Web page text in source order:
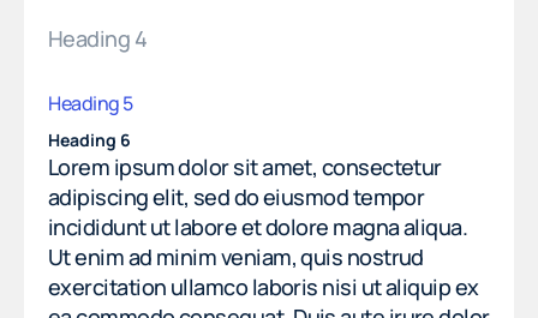
Heading 4
Heading 5
Heading 6
Lorem ipsum dolor sit amet, consectetur
adipiscing elit, sed do eiusmod tempor
incididunt ut labore et dolore magna aliqua.
Ut enim ad minim veniam, quis nostrud
exercitation ullamco laboris nisi ut aliquip ex